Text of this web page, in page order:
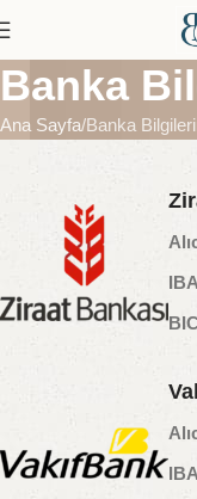
Banka
Ana Sayfa Banka